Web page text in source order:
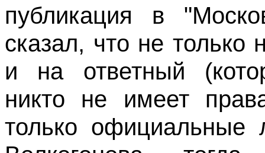
публикация в
сказал, что не
и на ответный
никто не имеет
только официальные